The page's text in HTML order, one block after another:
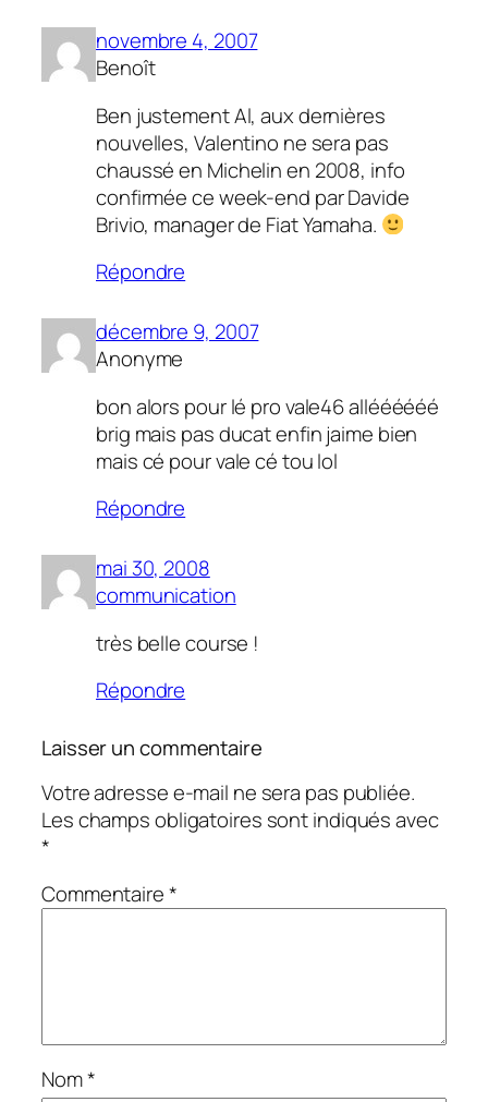
novembre 4, 2007
Benoît
Ben justement Al, aux dernières
nouvelles, Valentino ne sera pas
chaussé en Michelin en 2008, info
confirmée ce week-end par Davide
Brivio, manager de Fiat Yamaha.
Répondre
décembre 9, 2007
Anonyme
bon alors pour lé pro vale46 alléééééé
brig mais pas ducat enfin jaime bien
mais cé pour vale cé tou lol
Répondre
mai 30, 2008
communication
très belle course !
Répondre
Laisser un commentaire
Votre adresse e-mail ne sera pas publiée.
Les champs obligatoires sont indiqués avec
*
Commentaire*
Nom*